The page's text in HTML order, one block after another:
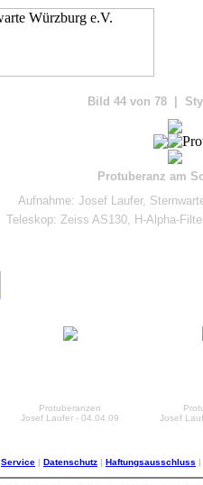
Bild 44 von 78 |
Protuberanz am
Aufnahme: Josef Laufer,
Teleskop: Zeiss AS130, H-Alpha-
Protuberanzen
Josef Laufer - 04.04.09
Josef
Service | Datenschutz | Haftungsausschluss |